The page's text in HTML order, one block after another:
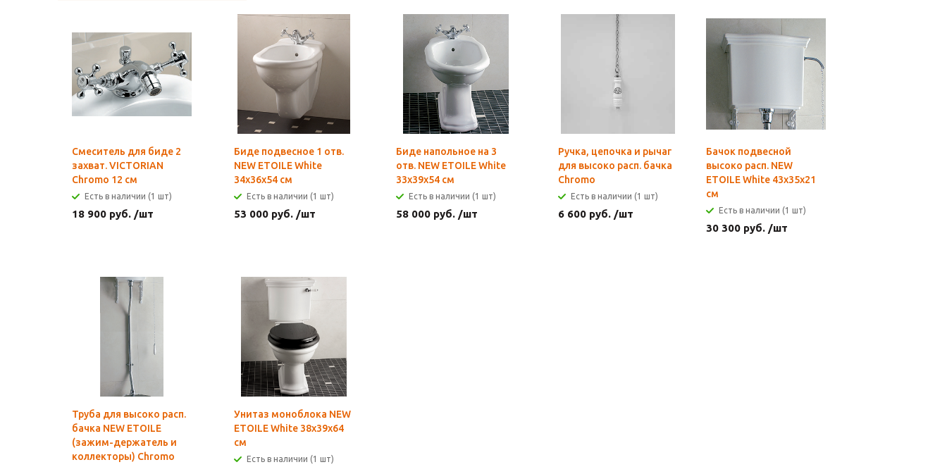
Смеситель для биде 2
захват. VICTORIAN
Chromo 12 см
Есть в наличии (1 шт)
18 900 руб. /шт
Биде подвесное 1 отв.
NEW ETOILE White
34х36х54 см
Есть в наличии (1 шт)
53 000 руб. /шт
Биде напольное на 3
отв. NEW ETOILE White
33x39x54 см
Есть в наличии (1 шт)
58 000 руб. /шт
Ручка, цепочка и рычаг
для высоко расп. бачка
Chromo
Есть в наличии (1 шт)
6 600 руб. /шт
Бачок подвесной
высоко расп. NEW
ETOILE White 43х35х21
см
Есть в наличии (1 шт)
30 300 руб. /шт
Труба для высоко расп.
бачка NEW ETOILE
(зажим-держатель и
коллекторы) Chromo
Унитаз моноблока NEW
ETOILE White 38х39х64
см
Есть в наличии (1 шт)